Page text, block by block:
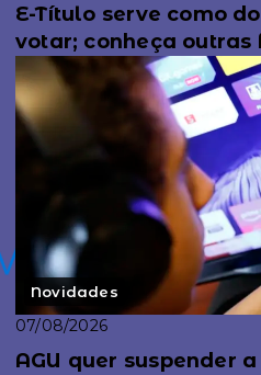
E-Título serve como
votar; conheça outras
Novidades
07/08/2026
AGU quer suspender